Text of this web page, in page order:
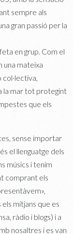
sempre als
gran passió per la
en grup. Com el
una mateixa
la mar tot protegint
que els
sense importar
el llenguatge dels
músics i tenim
comprant els
mitjans que es
ràdio i blogs) i a
nosaltres i es van